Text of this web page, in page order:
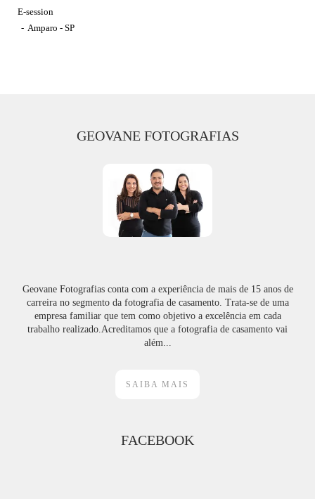
E-session
Amparo - SP
GEOVANE FOTOGRAFIAS
Geovane Fotografias conta com a experiência de mais de 15 anos de
carreira no segmento da fotografia de casamento. Trata-se de uma
empresa familiar que tem como objetivo a excelência em cada
trabalho realizado.Acreditamos que a fotografia de casamento vai
além...
SAIBA MAIS
FACEBOOK